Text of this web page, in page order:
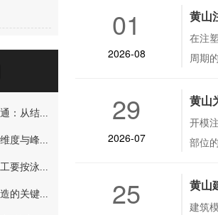
01
2026-08
黄山
在注
周期
29
2026-07
黄山
开模
部位
25 黄山
建筑